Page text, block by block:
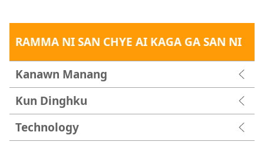
RAMMA NI SAN CHYE AI KAGA GA SAN NI
Kanawn Manang
Kun Dinghku
Technology